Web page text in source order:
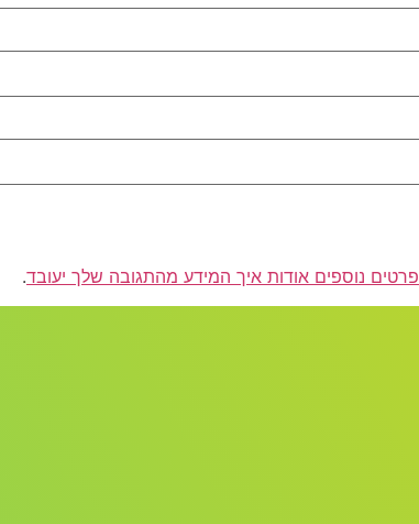
פרטים נוספים אודות איך המידע מהתגובה שלך יעובד.